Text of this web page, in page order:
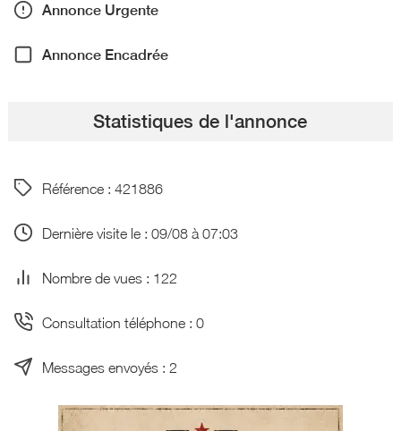
Annonce Urgente
Annonce Encadrée
Statistiques de l'annonce
Référence : 421886
Dernière visite le : 09/08 à 07:03
Nombre de vues : 122
Consultation téléphone : 0
Messages envoyés : 2